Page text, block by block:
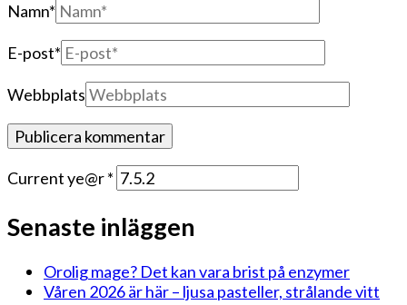
Namn*
E-post*
Webbplats
Current ye@r*
Senaste inläggen
Orolig mage? Det kan vara brist på enzymer
Våren 2026 är här – ljusa pasteller, strålande vitt